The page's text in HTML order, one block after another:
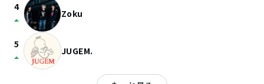
4
arrow_drop_up Zoku
5
arrow_drop_up JUGEM.